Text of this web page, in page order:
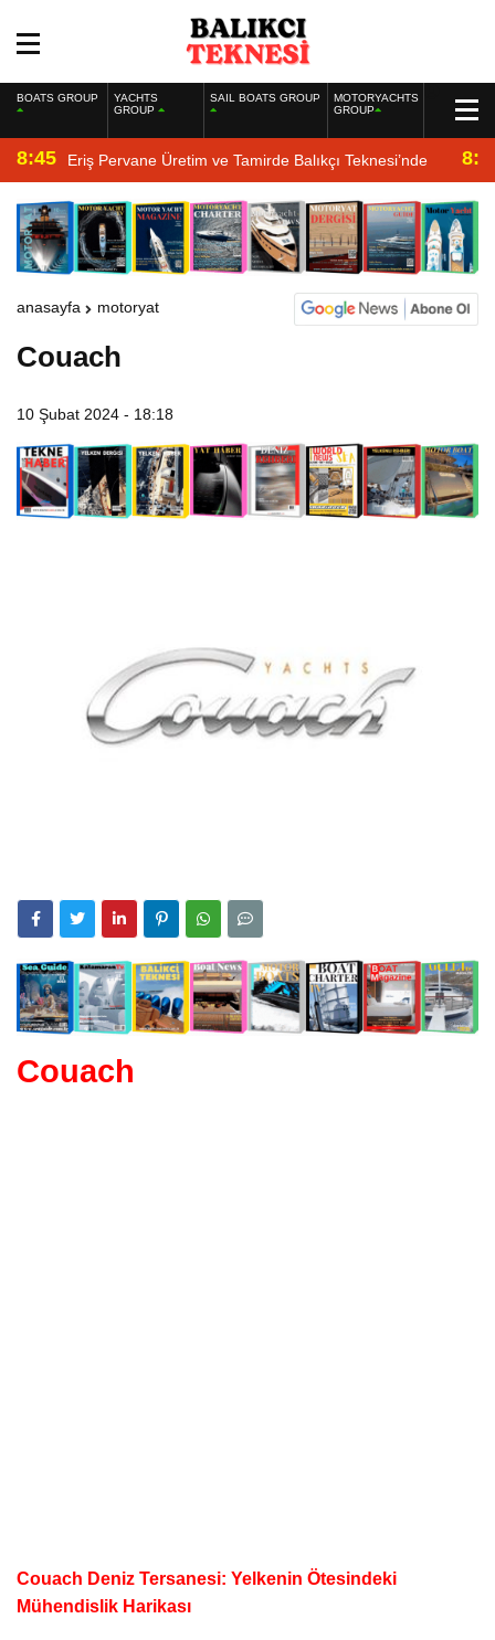
BOATS GROUP
YACHTS
GROUP
SAIL BOATS GROUP
MOTORYACHTS
GROUP
8:45 Eriş Pervane Üretim ve Tamirde Balıkçı Teknesi’nde
anasayfa motoryat
Couach
10 Şubat 2024 - 18:18
Couach
Couach Deniz Tersanesi: Yelkenin Ötesindeki
Mühendislik Harikası